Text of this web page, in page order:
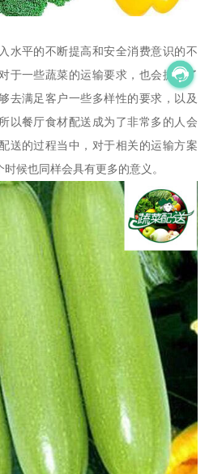
水平的不断提高和安全消费意识的不
于一些蔬菜的运输要求，也会提出了
去满足客户一些多样性的要求，以及
以餐厅食材配送成为了非常多的人会
送的过程当中，对于相关的运输方案
候也同样会具有更多的意义。